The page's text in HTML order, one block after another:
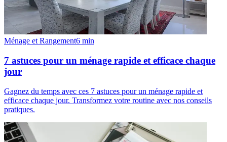
Ménage et Rangement6 min
7 astuces pour un ménage rapide et efficace chaque
jour
Gagnez du temps avec ces 7 astuces pour un ménage rapide et
efficace chaque jour. Transformez votre routine avec nos conseils
pratiques.